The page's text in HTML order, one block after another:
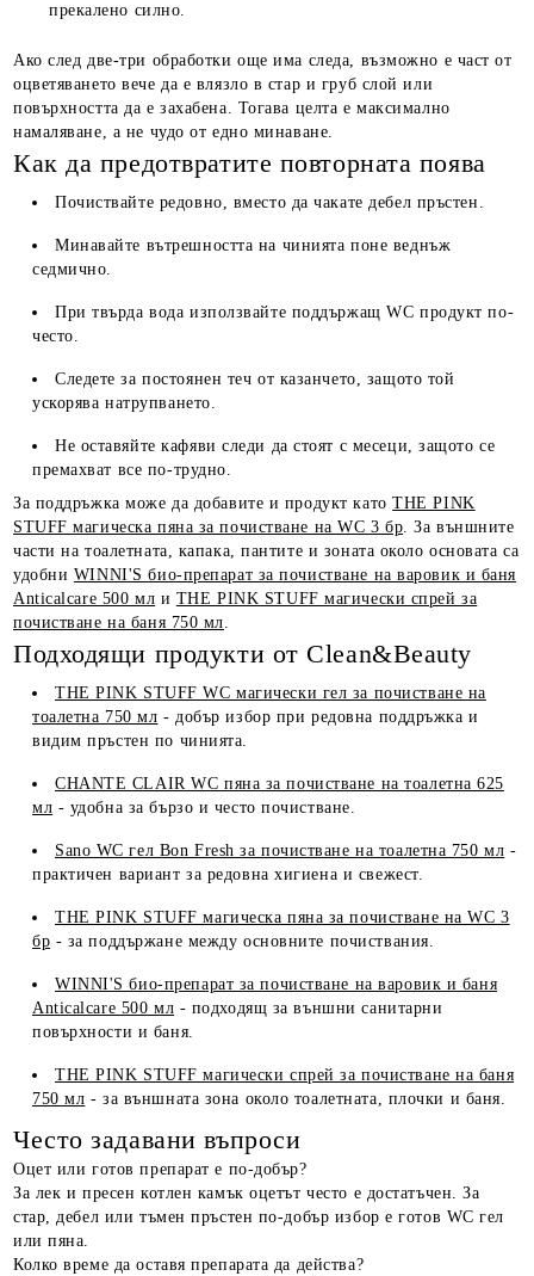
прекалено силно.
Ако след две-три обработки още има следа, възможно е част от
оцветяването вече да е влязло в стар и груб слой или
повърхността да е захабена. Тогава целта е максимално
намаляване, а не чудо от едно минаване.
Как да предотвратите повторната поява
Почиствайте редовно, вместо да чакате дебел пръстен.
Минавайте вътрешността на чинията поне веднъж
седмично.
При твърда вода използвайте поддържащ WC продукт по-
често.
Следете за постоянен теч от казанчето, защото той
ускорява натрупването.
Не оставяйте кафяви следи да стоят с месеци, защото се
премахват все по-трудно.
За поддръжка може да добавите и продукт катоTHE PINK
STUFF магическа пяна за почистване на WC 3 бр. За външните
части на тоалетната, капака, пантите и зоната около основата са
удобни WINNI'S био-препарат за почистване на варовик и баня
Anticalcare 500 мл и THE PINK STUFF магически спрей за
почистване на баня 750 мл.
Подходящи продукти от Clean&Beauty
THE PINK STUFF WC магически гел за почистване на
тоалетна 750 мл - добър избор при редовна поддръжка и
видим пръстен по чинията.
CHANTE CLAIR WC пяна за почистване на тоалетна 625
мл - удобна за бързо и често почистване.
Sano WC гел Bon Fresh за почистване на тоалетна 750 мл -
практичен вариант за редовна хигиена и свежест.
THE PINK STUFF магическа пяна за почистване на WC 3
бр - за поддържане между основните почиствания.
WINNI'S био-препарат за почистване на варовик и баня
Anticalcare 500 мл - подходящ за външни санитарни
повърхности и баня.
THE PINK STUFF магически спрей за почистване на баня
750 мл - за външната зона около тоалетната, плочки и баня.
Често задавани въпроси
Оцет или готов препарат е по-добър?
За лек и пресен котлен камък оцетът често е достатъчен. За
стар, дебел или тъмен пръстен по-добър избор е готов WC гел
или пяна.
Колко време да оставя препарата да действа?